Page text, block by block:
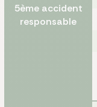
5ème accident
responsable